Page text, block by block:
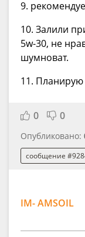
9.
10. Залили
5w-30, не
шумноват.
11.
0 0
Опубликовано:
сообщение
IM- AMSOIL